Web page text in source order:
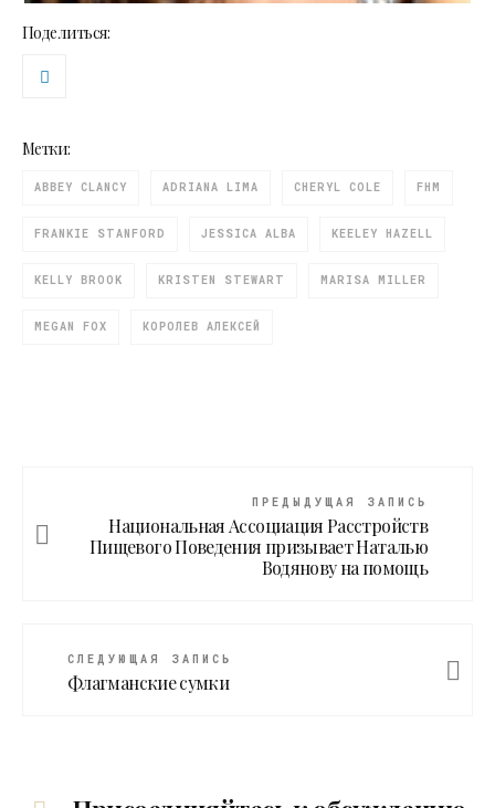
Поделиться:
Метки:
ABBEY CLANCY ADRIANA LIMA CHERYL COLE FHM
FRANKIE STANFORD JESSICA ALBA KEELEY HAZELL
KELLY BROOK KRISTEN STEWART MARISA MILLER
MEGAN FOX КОРОЛЕВ АЛЕКСЕЙ
ПРЕДЫДУЩАЯ ЗАПИСЬ
Национальная Ассоциация Расстройств
Пищевого Поведения призывает Наталью
Водянову на помощь
СЛЕДУЮЩАЯ ЗАПИСЬ
Флагманские сумки